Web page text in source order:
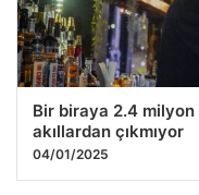
Bir biraya 2.4
akıllardan çıkmıyor
04/01/2025